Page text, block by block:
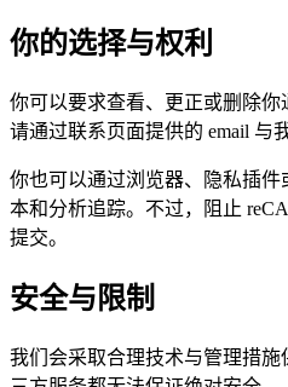
你的选择与权利
你可以要求查看、更正或删除你
请通过联系页面提供的 email 与
你也可以通过浏览器、隐私插件
本和分析追踪。不过，阻止
提交。
安全与限制
我们会采取合理技术与管理措